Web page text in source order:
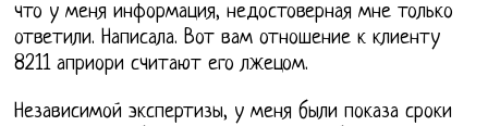
что у меня информация, недостоверная мне только
ответили. Написала. Вот вам отношение к клиенту
8211 априори считают его лжецом.
Независимой экспертизы, у меня были показа сроки